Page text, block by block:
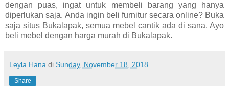
dengan puas, ingat untuk membeli barang yang hanya
diperlukan saja. Anda ingin beli furnitur secara online? Buka
saja situs Bukalapak, semua mebel cantik ada di sana. Ayo
beli mebel dengan harga murah di Bukalapak.
Leyla Hana di Sunday, November 18, 2018
Share